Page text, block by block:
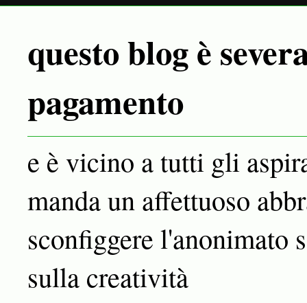
questo blog è
pagamento
e è vicino a tutti gli
manda un affettuoso
sconfiggere l'anonimato
sulla creatività